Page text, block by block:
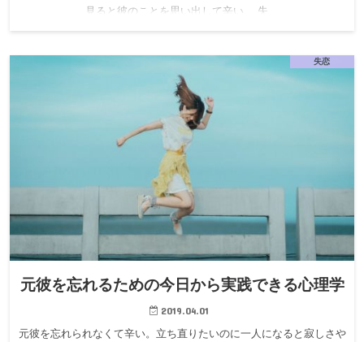
見ると彼のことを思い出して辛い。 失…
失恋
元彼を忘れるための今日から実践できる心理学
2019.04.01
元彼を忘れられなくて辛い。立ち直りたいのに一人になると寂しさや